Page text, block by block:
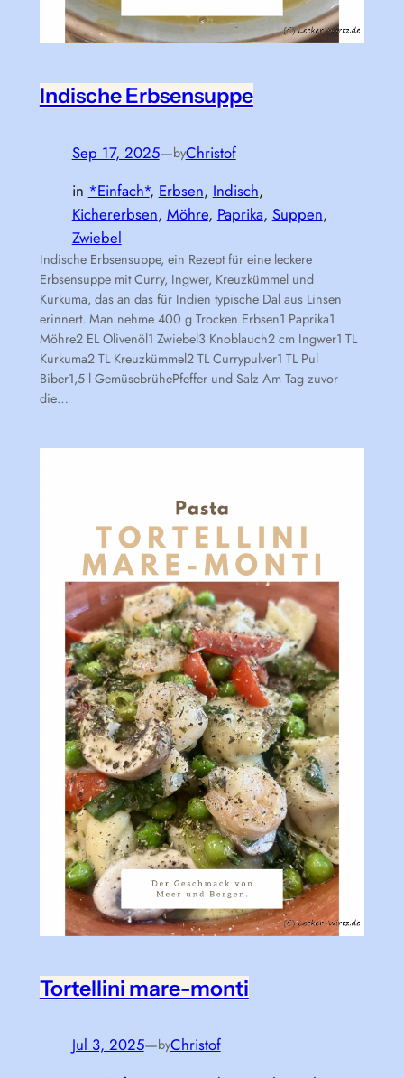
Indische Erbsensuppe
Sep 17, 2025—byChristof
in *Einfach*, Erbsen, Indisch
Kichererbsen, Möhre, Paprika, Suppen
Zwiebel
Indische Erbsensuppe, ein Rezept für eine leckere
Erbsensuppe mit Curry, Ingwer, Kreuzkümmel und
Kurkuma, das an das für Indien typische Dal aus Linsen
erinnert. Man nehme 400 g Trocken Erbsen1 Paprika1
Möhre2 EL Olivenöl1 Zwiebel3 Knoblauch2 cm Ingwer1 TL
Kurkuma2 TL Kreuzkümmel2 TL Currypulver1 TL Pul
Biber1,5 l GemüsebrühePfeffer und Salz Am Tag zuvor
die…
Tortellini mare-monti
Jul 3, 2025—byChristof